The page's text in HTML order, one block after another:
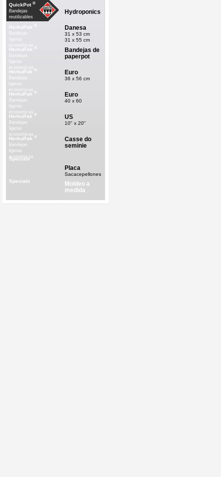
QuickPot ®
Bandejas
reutilizables
Hydroponics
HerkuPak
ligeras
economicas
Danesa
31 x 53 cm
31 x 55 cm
HerkuPak
Bandejas
ligeras
economicas
Bandejas de
paperpot
HerkuPak ®
Bandejas
ligeras
economicas
Euro
36 x 56 cm
HerkuPak ®
Bandejas
ligeras
economicas
Euro
40 x 60
HerkuPak ®
Bandejas
ligeras
economicas
US
10" x 20"
HerkuPak ®
Bandejas
ligeras
economicas
Casse do
seminie
Specials
Placa
Sacacepellones
Specials
Moldeo a
medida